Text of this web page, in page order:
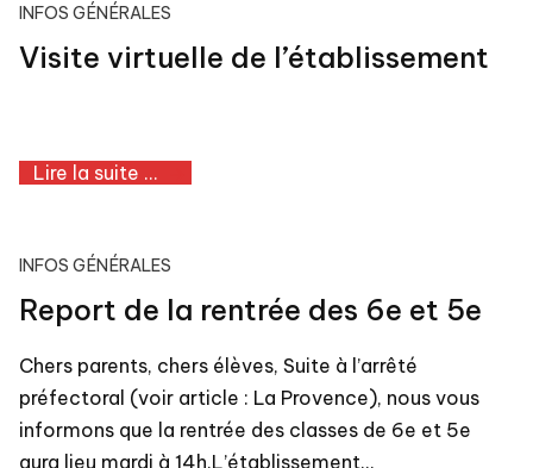
INFOS GÉNÉRALES
Visite virtuelle de l’établissement
Lire la suite ...
INFOS GÉNÉRALES
Report de la rentrée des 6e et 5e
Chers parents, chers élèves, Suite à l’arrêté
préfectoral (voir article : La Provence), nous vous
informons que la rentrée des classes de 6e et 5e
aura lieu mardi à 14h.L’établissement…